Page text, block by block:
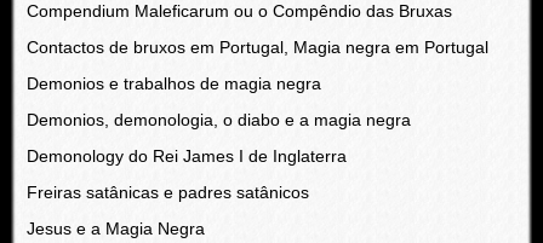
Compendium Maleficarum ou o Compêndio das Bruxas
Contactos de bruxos em Portugal, Magia negra em Portugal
Demonios e trabalhos de magia negra
Demonios, demonologia, o diabo e a magia negra
Demonology do Rei James I de Inglaterra
Freiras satânicas e padres satânicos
Jesus e a Magia Negra